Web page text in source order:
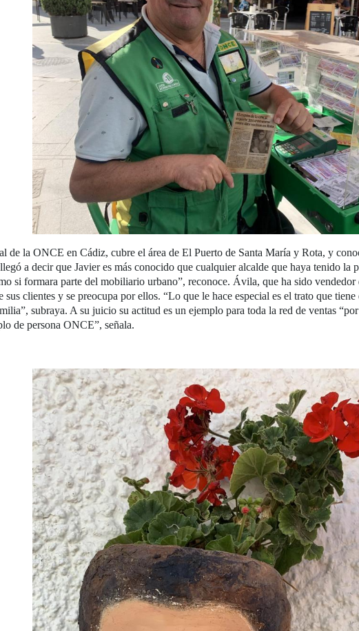
de la ONCE en Cádiz, cubre el área de El Puerto de Santa María y Rota, y
a decir que Javier es más conocido que cualquier alcalde que haya tenido la
si formara parte del mobiliario urbano”, reconoce. Ávila, que ha sido
sus clientes y se preocupa por ellos. “Lo que le hace especial es el trato que
subraya. A su juicio su actitud es un ejemplo para toda la red de ventas
de persona ONCE”, señala.